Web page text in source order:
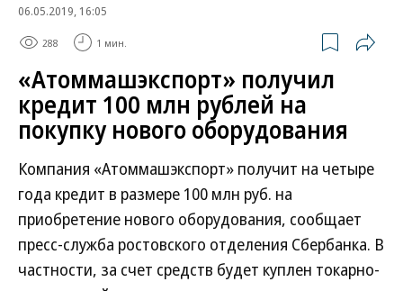
06.05.2019, 16:05
288 1 мин.
«Атоммашэкспорт» получил
кредит 100 млн рублей на
покупку нового оборудования
Компания «Атоммашэкспорт» получит на четыре
года кредит в размере 100 млн руб. на
приобретение нового оборудования, сообщает
пресс-служба ростовского отделения Сбербанка. В
частности, за счет средств будет куплен токарно-